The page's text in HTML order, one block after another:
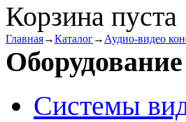
Корзина пуста
Главная→Каталог→ Аудио-видео
Системы